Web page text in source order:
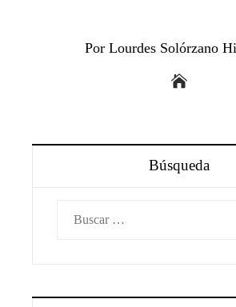
Por Lourdes Solórzano
Búsqueda